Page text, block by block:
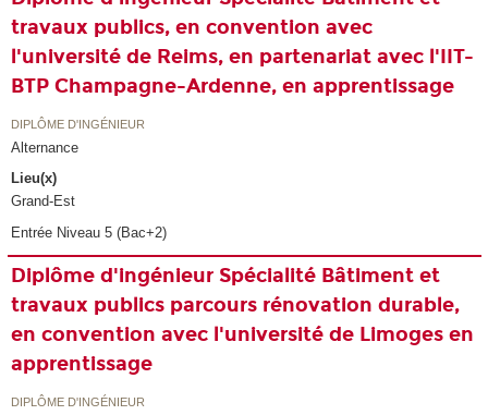
travaux publics, en convention avec
l'université de Reims, en partenariat avec l'IIT-
BTP Champagne-Ardenne, en apprentissage
DIPLÔME D'INGÉNIEUR
Alternance
Lieu(x)
Grand-Est
Entrée Niveau 5 (Bac+2)
Diplôme d'ingénieur Spécialité Bâtiment et
travaux publics parcours rénovation durable,
en convention avec l'université de Limoges en
apprentissage
DIPLÔME D'INGÉNIEUR